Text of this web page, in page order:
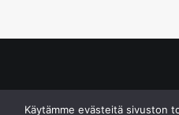
Käytämme evästeitä sivuston